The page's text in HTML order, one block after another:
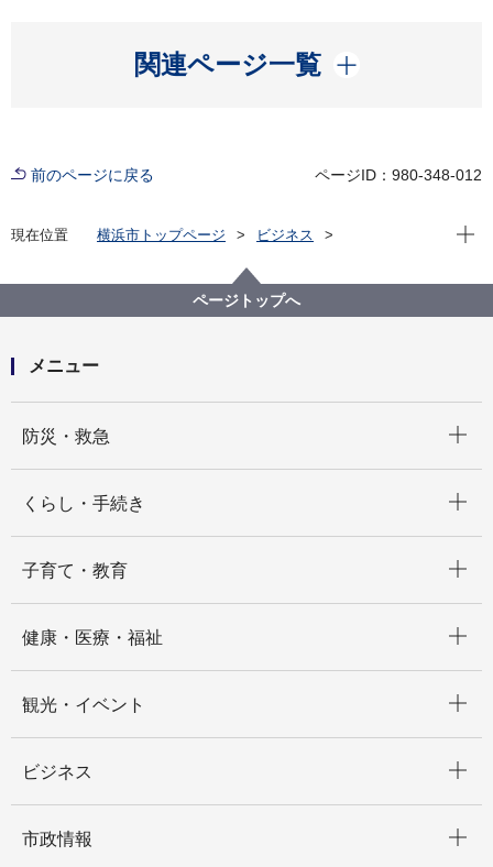
関連ページ一覧
開く
前のページに戻る ページID：980-348-012
現在位置 横浜市トップページ
ビジネス
公共建築物の脱炭素化の取組
公共建築物における環境配慮基準
現在
ページトップへ
メニュー
防災・救急
くらし・手続き
子育て・教育
健康・医療・福祉
観光・イベント
ビジネス
市政情報